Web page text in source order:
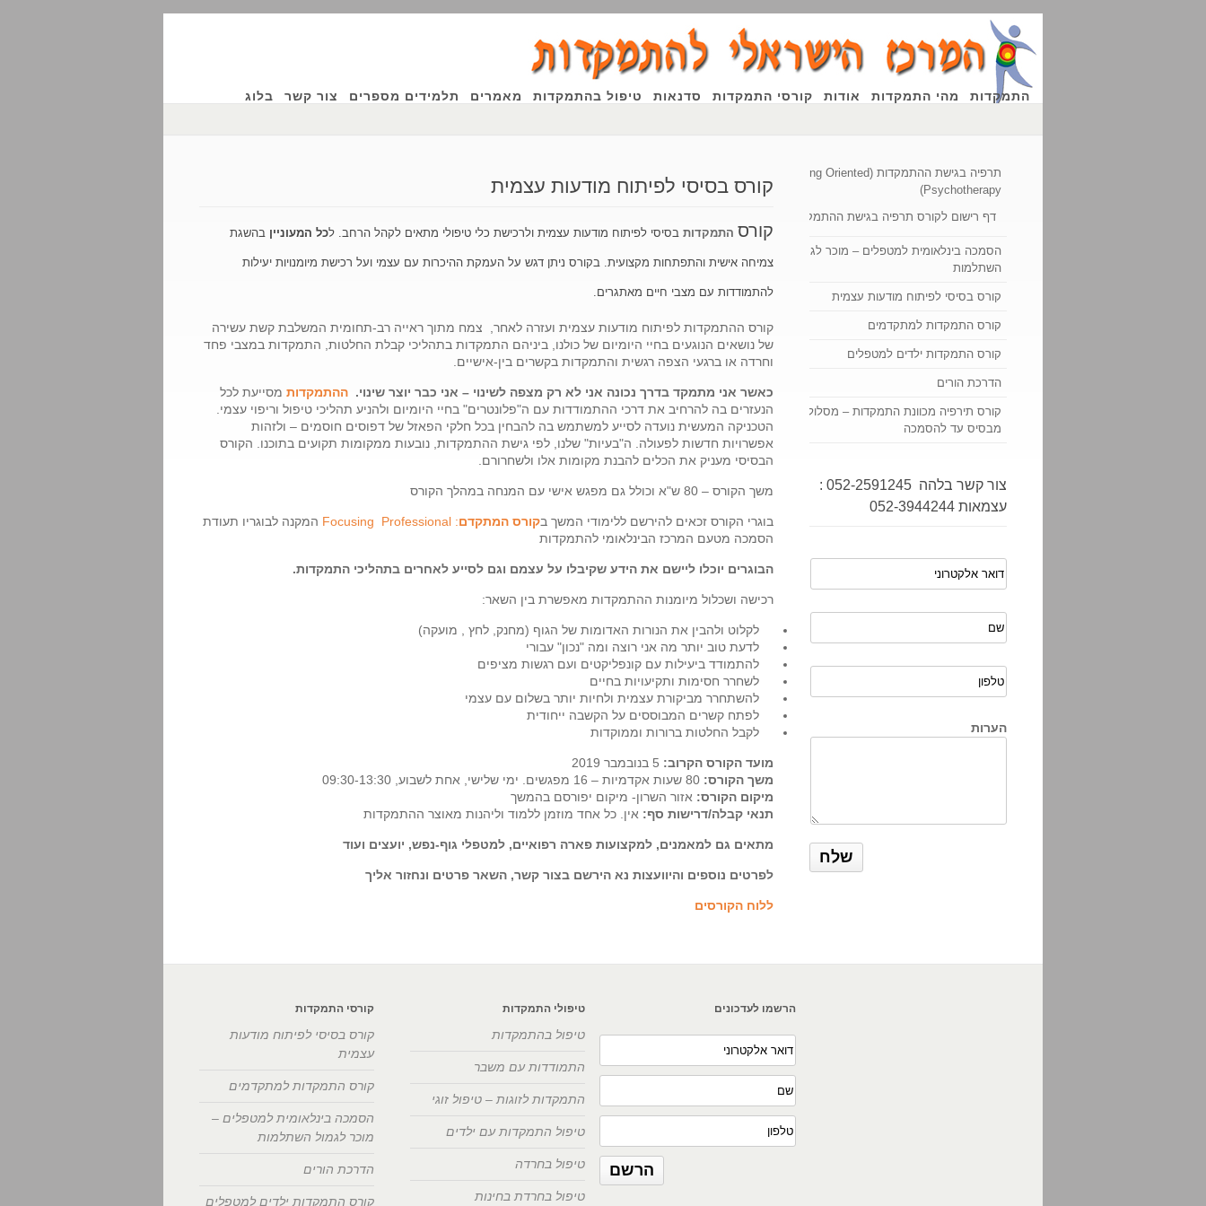
התמקדות מהי התמקדות אודות קורסי התמקדות סדנאות טיפול בהתמקדות מאמרים תלמידים מספרים צור קשר בלוג
קורס בסיסי לפיתוח מודעות עצמית
קורס התמקדות בסיסי לפיתוח מודעות עצמית ולרכישת כלי טיפולי מתאים לקהל הרחב. לכל המעוניין בהשגת
צמיחה אישית והתפתחות מקצועית. בקורס ניתן דגש על העמקת ההיכרות עם עצמי ועל רכישת מיומנויות יעילות
להתמודדות עם מצבי חיים מאתגרים.
קורס ההתמקדות לפיתוח מודעות עצמית ועזרה לאחר, צמח מתוך ראייה רב-תחומית המשלבת קשת עשירה
של נושאים הנוגעים בחיי היומיום של כולנו, ביניהם התמקדות בתהליכי קבלת החלטות, התמקדות במצבי פחד
וחרדה או ברגעי הצפה רגשית והתמקדות בקשרים בין-אישיים.
כאשר אני מתמקד בדרך נכונה אני לא רק מצפה לשינוי – אני כבר יוצר שינוי. ההתמקדות מסייעת לכל
הנעזרים בה להרחיב את דרכי ההתמודדות עם ה"פלונטרים" בחיי היומיום ולהניע תהליכי טיפול וריפוי עצמי.
הטכניקה המעשית נועדה לסייע למשתמש בה להבחין בכל חלקי הפאזל של דפוסים חוסמים – ולזהות
אפשרויות חדשות לפעולה. ה"בעיות" שלנו, לפי גישת ההתמקדות, נובעות ממקומות תקועים בתוכנו. הקורס
הבסיסי מעניק את הכלים להבנת מקומות אלו ולשחרורם.
משך הקורס – 80 ש"א וכולל גם מפגש אישי עם המנחה במהלך הקורס
בוגרי הקורס זכאים להירשם ללימודי המשך בקורס המתקדם: Focusing Professional
המקנה לבוגריו תעודת
הסמכה מטעם המרכז הבינלאומי להתמקדות
הבוגרים יוכלו ליישם את הידע שקיבלו על עצמם וגם לסייע לאחרים בתהליכי התמקדות.
רכישה ושכלול מיומנות ההתמקדות מאפשרת בין השאר:
לקלוט ולהבין את הנורות האדומות של הגוף (מחנק, לחץ , מועקה)
לדעת טוב יותר מה אני רוצה ומה "נכון" עבורי
להתמודד ביעילות עם קונפליקטים ועם רגשות מציפים
לשחרר חסימות ותקיעויות בחיים
להשתחרר מביקורת עצמית ולחיות יותר בשלום עם עצמי
לפתח קשרים המבוססים על הקשבה ייחודית
לקבל החלטות ברורות וממוקדות
מועד הקורס הקרוב: 5 בנובמבר 2019
משך הקורס: 80 שעות אקדמיות – 16 מפגשים. ימי שלישי, אחת לשבוע, 09:30-13:30
מיקום הקורס: אזור השרון- מיקום יפורסם בהמשך
תנאי קבלה/דרישות סף: אין. כל אחד מוזמן ללמוד וליהנות מאוצר ההתמקדות
מתאים גם למאמנים, למקצועות פארה רפואיים, למטפלי גוף-נפש, יועצים ועוד
לפרטים נוספים והיוועצות נא הירשם בצור קשר, השאר פרטים ונחזור אליך
ללוח הקורסים
תרפיה בגישת ההתמקדות (Focusing Oriented
Psychotherapy)
דף רישום לקורס תרפיה בגישת ההתמקדות
הסמכה בינלאומית למטפלים – מוכר לגמול
השתלמות
קורס בסיסי לפיתוח מודעות עצמית
קורס התמקדות למתקדמים
קורס התמקדות ילדים למטפלים
הדרכת הורים
קורס תירפיה מכוונת התמקדות – מסלול שנתי
מבסיס עד להסמכה
צור קשר בלהה 052-2591245 :
עצמאות 052-3944244
הערות
קורסי התמקדות
קורס בסיסי לפיתוח מודעות
עצמית
קורס התמקדות למתקדמים
הסמכה בינלאומית למטפלים –
מוכר לגמול השתלמות
הדרכת הורים
קורס התמקדות ילדים למטפלים
טיפולי התמקדות
טיפול בהתמקדות
התמודדות עם משבר
התמקדות לזוגות – טיפול זוגי
טיפול התמקדות עם ילדים
טיפול בחרדה
טיפול בחרדת בחינות
הרשמו לעדכונים